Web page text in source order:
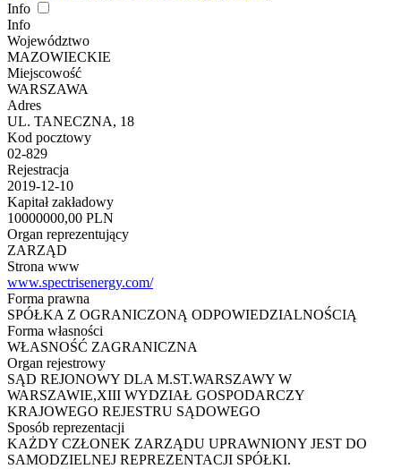
Info
Info
Województwo
MAZOWIECKIE
Miejscowość
WARSZAWA
Adres
UL. TANECZNA, 18
Kod pocztowy
02-829
Rejestracja
2019-12-10
Kapitał zakładowy
10000000,00 PLN
Organ reprezentujący
ZARZĄD
Strona www
www.spectrisenergy.com/
Forma prawna
SPÓŁKA Z OGRANICZONĄ ODPOWIEDZIALNOŚCIĄ
Forma własności
WŁASNOŚĆ ZAGRANICZNA
Organ rejestrowy
SĄD REJONOWY DLA M.ST.WARSZAWY W
WARSZAWIE,XIII WYDZIAŁ GOSPODARCZY
KRAJOWEGO REJESTRU SĄDOWEGO
Sposób reprezentacji
KAŻDY CZŁONEK ZARZĄDU UPRAWNIONY JEST DO
SAMODZIELNEJ REPREZENTACJI SPÓŁKI.